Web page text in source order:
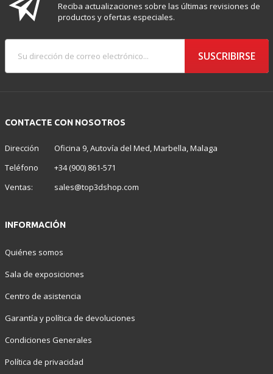
CONTACTE CON NOSOTROS
Dirección
Oficina 9, Autovía del Med, Marbella, Malaga
Teléfono
+34 (900) 861-571
Ventas:
sales@top3dshop.com
Reciba actualizaciones sobre las últimas revisiones de
productos y ofertas especiales.
SUSCRIBIRSE
INFORMACIÓN
Quiénes somos
Sala de exposiciones
Centro de asistencia
Garantía y política de devoluciones
Condiciones Generales
Política de privacidad